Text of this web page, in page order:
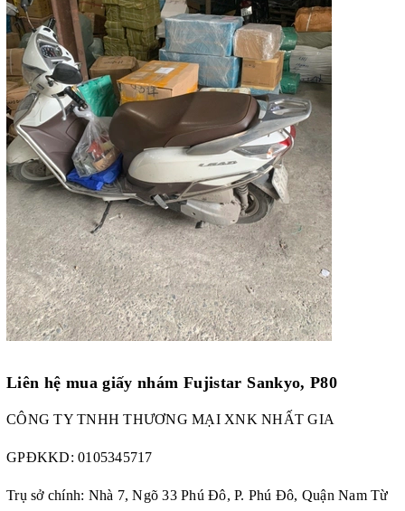
Liên hệ muagiấy nhám Fujistar Sankyo, P80
CÔNG TY TNHH THƯƠNG MẠI XNK NHẤT GIA
GPĐKKD: 0105345717
Trụ sở chính: Nhà 7, Ngõ 33 Phú Đô, P. Phú Đô, Quận Nam Từ